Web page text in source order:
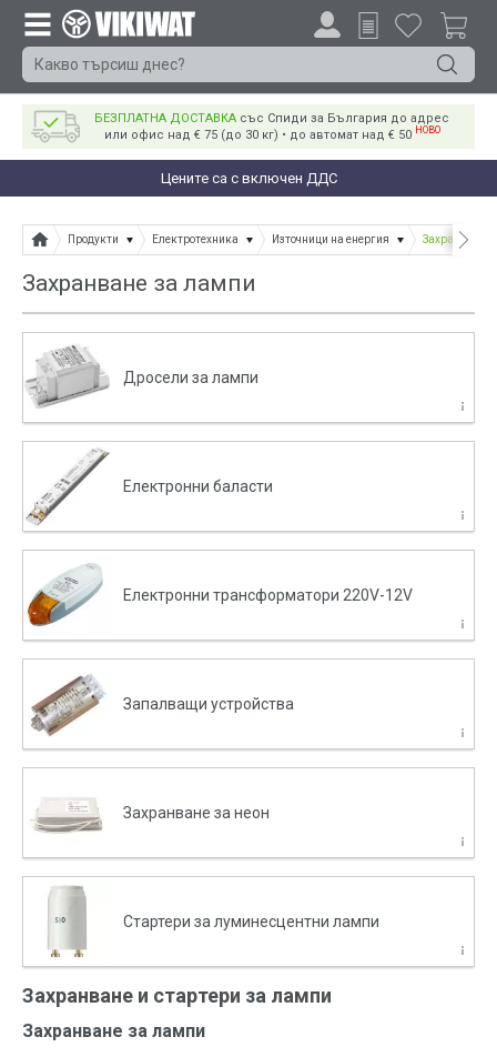
БЕЗПЛАТНА ДОСТАВКА със Спиди за България до адрес
или офис над € 75 (до 30 кг) • до автомат над € 50 НОВО
Цените са с включен ДДС
Продукти Електротехника Източници на енергия Захранване
Захранване за лампи
Дросели за лампи
Електронни баласти
Електронни трансформатори 220V-12V
Запалващи устройства
Захранване за неон
Стартери за луминесцентни лампи
Захранване и стартери за лампи
Захранване за лампи